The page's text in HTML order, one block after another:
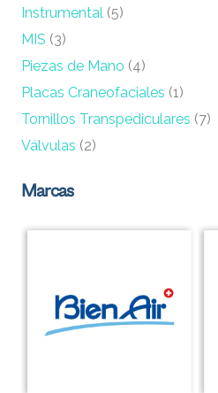
Instrumental (5)
MIS (3)
Piezas de Mano (4)
Placas Craneofaciales (1)
Tornillos Transpediculares (7)
Válvulas (2)
Marcas